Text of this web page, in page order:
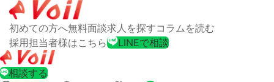
初めての方へ無料面談求人を探すコラムを読む
採用担当者様はこちら
LINEで相談
相談する